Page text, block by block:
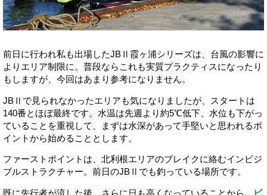
前日に行われ私も出場したJBⅡ霞ヶ浦シリーズは、台風の影響に
よりエリア制限に。普段ならこれも実質プラクティスになったり
もしますが、今回はあまり参考になりません。
JBⅡで見られなかったエリアも気になりましたが、スタートは
140番とほぼ最終です。水温は先週より約5℃低下、水位も下がっ
ていることを重視して、まずは水深があって手堅いと思われるポ
イントから始めることとします。
ファーストポイントは、北利根エリアのブレイクに絡むインビジ
ブルストラクチャー。前日のJBⅡでも釣っている場所です。